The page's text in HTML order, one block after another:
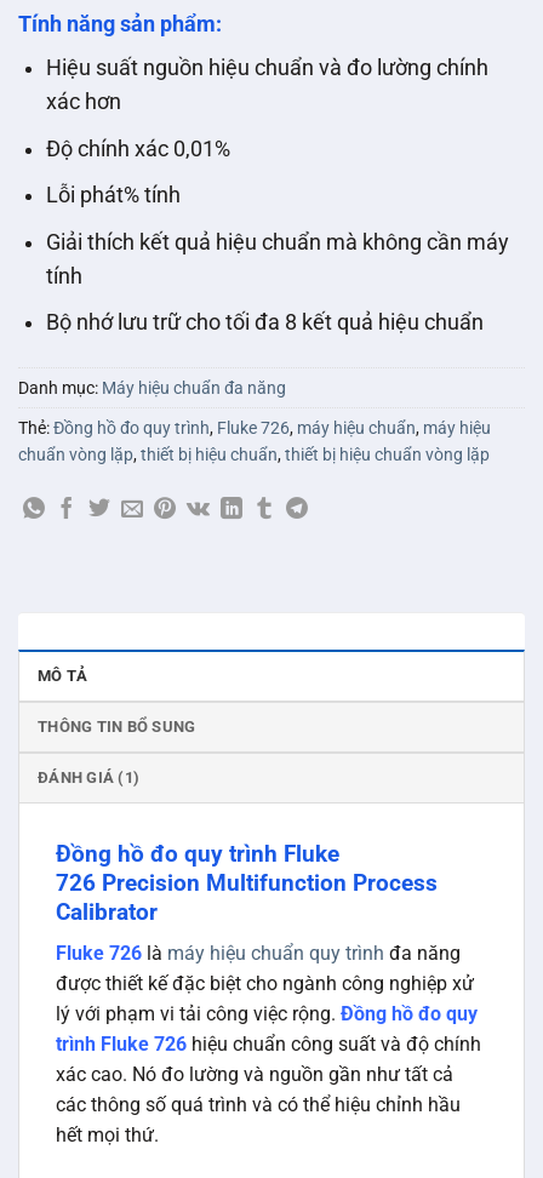
dựa trên
đánh giá
Tính năng sản phẩm:
Hiệu suất nguồn hiệu chuẩn và đo lường chính
xác hơn
Độ chính xác 0,01%
Lỗi phát% tính
Giải thích kết quả hiệu chuẩn mà không cần máy
tính
Bộ nhớ lưu trữ cho tối đa 8 kết quả hiệu chuẩn
Danh mục: Máy hiệu chuẩn đa năng
Thẻ:Đồng hồ đo quy trình, Fluke 726, máy hiệu chuẩn, máy hiệu
chuẩn vòng lặp,thiết bị hiệu chuẩn,thiết bị hiệu chuẩn vòng lặp
MÔ TẢ
THÔNG TIN BỔ SUNG
ĐÁNH GIÁ (1)
Đồng hồ đo quy trình Fluke
726 Precision Multifunction Process
Calibrator
Fluke 726 là máy hiệu chuẩn quy trình đa năng
được thiết kế đặc biệt cho ngành công nghiệp xử
lý với phạm vi tải công việc rộng. Đồng hồ đo quy
trình Fluke 726 hiệu chuẩn công suất và độ chính
xác cao. Nó đo lường và nguồn gần như tất cả
các thông số quá trình và có thể hiệu chỉnh hầu
hết mọi thứ.